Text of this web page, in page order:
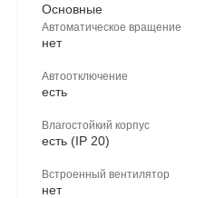
Основные
Автоматическое вращение
нет
Автоотключение
есть
Влагостойкий корпус
есть (IP 20)
Встроенный вентилятор
нет